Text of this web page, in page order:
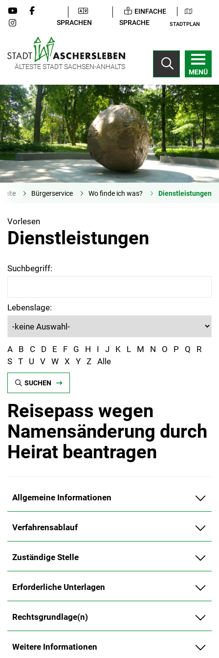
SPRACHEN
EINFACHE
SPRACHE
STADTPLAN
ÄLTESTE STADT SACHSEN-ANHALTS
MENÜ
Bürgerservice Wo finde ich was? Dienstleistungen
Vorlesen
Dienstleistungen
Suchbegriff:
Lebenslage:
A B C D E F G H I J K L M N O P Q
R
S T U V W X Y Z Alle
SUCHEN
Reisepass wegen
Namensänderung durch
Heirat beantragen
Allgemeine Informationen
Verfahrensablauf
Zuständige Stelle
Erforderliche Unterlagen
Rechtsgrundlage(n)
Weitere Informationen